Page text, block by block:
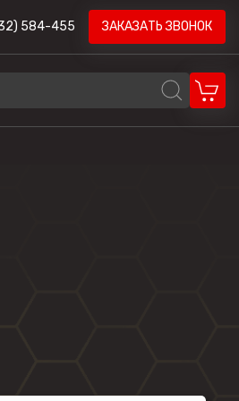
584-455 ЗАКАЗАТЬ ЗВОНОК